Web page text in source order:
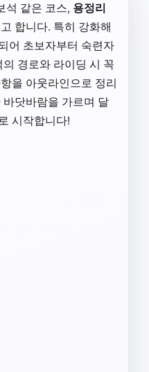
석 같은 코스, 용정리
합니다. 특히 강화해
어 초보자부터 숙련자
경로와 라이딩 시 꼭
을 아웃라인으로 정리
닷바람을 가르며 달
시작합니다!